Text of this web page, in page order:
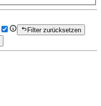
Filter zurücksetzen